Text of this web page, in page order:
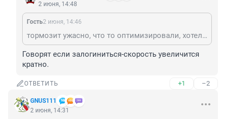
2 июня, 14:48
Гость2 июня, 14:46
тормозит ужасно, что то оптимизировали, хотели как лучше, а получилось как всегда
Говорят если залогиниться-скорость увеличится
кратно.
ОТВЕТИТЬ +1 –2
GNUS111
2 июня, 14:31